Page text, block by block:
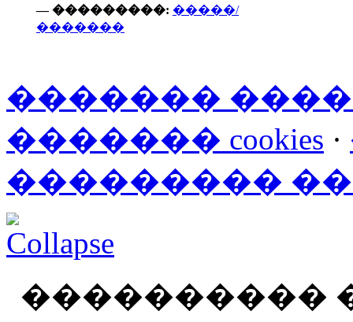
— ���������: �����/
�������
�������
������� cookies ·
���������
����������